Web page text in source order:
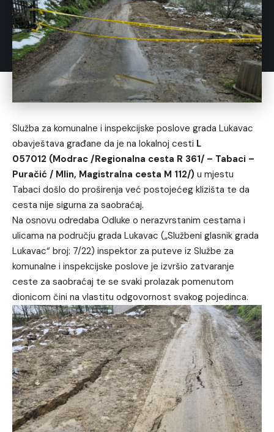
Služba za komunalne i inspekcijske poslove grada Lukavac
obavještava građane da je na lokalnoj cesti L
057012 (Modrac /Regionalna cesta R 361/ – Tabaci –
Puračić / Mlin, Magistralna cesta M 112/) u mjestu
Tabaci došlo do proširenja već postojećeg klizišta te da
cesta nije sigurna za saobraćaj.
Na osnovu odredaba Odluke o nerazvrstanim cestama i
ulicama na području grada Lukavac („Službeni glasnik grada
Lukavac“ broj: 7/22) inspektor za puteve iz Službe za
komunalne i inspekcijske poslove je izvršio zatvaranje
ceste za saobraćaj te se svaki prolazak pomenutom
dionicom čini na vlastitu odgovornost svakog pojedinca.